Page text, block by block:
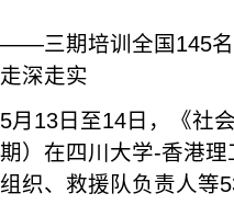
——三期培训全国145名
走深走实
5月13日至14日，《社
期）在四川大学-香港
组织、救援队负责人等